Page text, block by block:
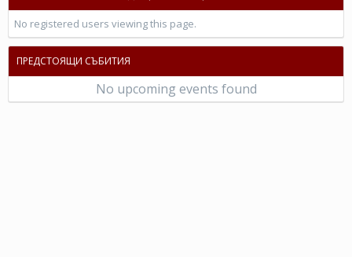
No registered users viewing this page.
ПРЕДСТОЯЩИ СЪБИТИЯ
No upcoming events found